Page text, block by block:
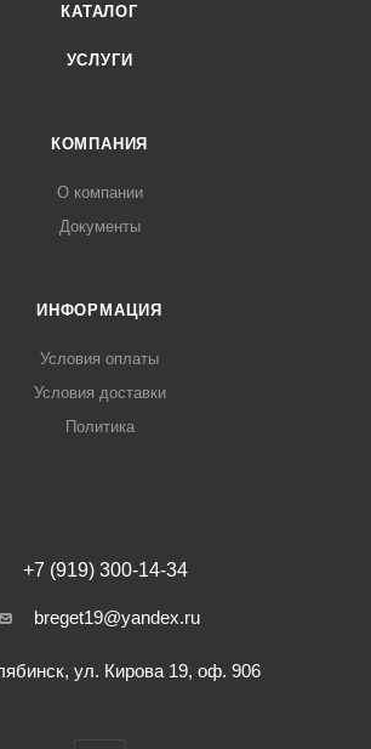
КАТАЛОГ
УСЛУГИ
КОМПАНИЯ
О компании
Документы
ИНФОРМАЦИЯ
Условия оплаты
Условия доставки
Политика
+7 (919) 300-14-34
breget19@yandex.ru
ул. Кирова 19, оф. 906